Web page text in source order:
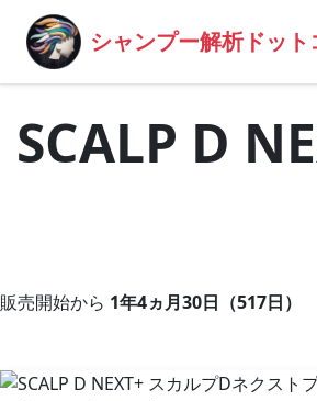
シャンプー解析ドット
SCALP D
販売開始から 1年4ヵ月30日（517日）